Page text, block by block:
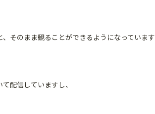
そのまま観ることができるようになっています
配信していますし、